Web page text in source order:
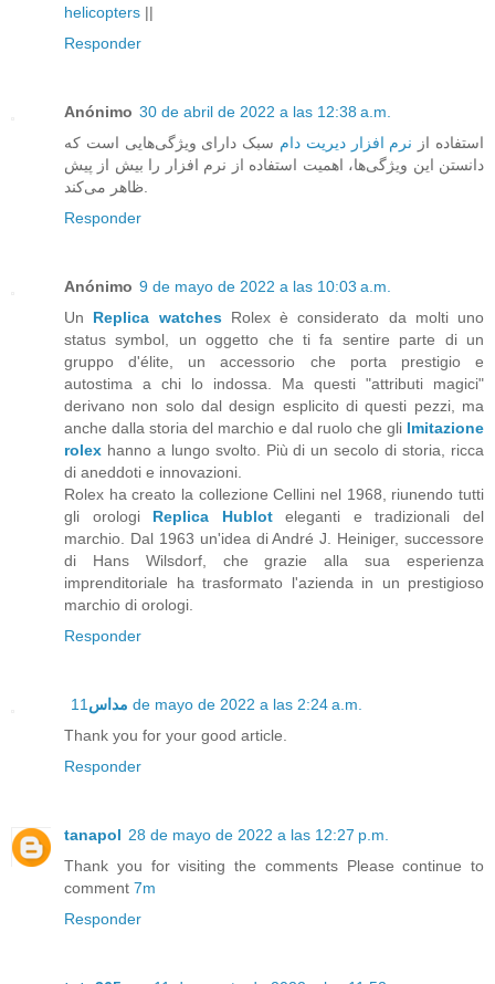
helicopters ||
Responder
Anónimo 30 de abril de 2022 a las 12:38 a.m.
استفاده از نرم افزار دیریت دام سبک دارای ویژگی‌هایی است که
دانستن این ویژگی‌ها، اهمیت استفاده از نرم افزار را بیش از پیش
Responder
Anónimo 9 de mayo de 2022 a las 10:03 a.m.
Un Replica watchesRolex è considerato da molti uno
status symbol, un oggetto che ti fa sentire parte di un
gruppo d'élite, un accessorio che porta prestigio e
autostima a chi lo indossa. Ma questi "attributi magici"
derivano non solo dal design esplicito di questi pezzi, ma
anche dalla storia del marchio e dal ruolo che gli Imitazione
rolex hanno a lungo svolto. Più di un secolo di storia, ricca
di aneddoti e innovazioni.
Rolex ha creato la collezione Cellini nel 1968, riunendo tutti
gli orologi Replica Hubloteleganti e tradizionali del
marchio. Dal 1963 un'idea di André J. Heiniger, successore
di Hans Wilsdorf, che grazie alla sua esperienza
imprenditoriale ha trasformato l'azienda in un prestigioso
marchio di orologi.
Responder
مداس 11 de mayo de 2022 a las 2:24 a.m.
Thank you for your good article.
Responder
tanapol 28 de mayo de 2022 a las 12:27 p.m.
Thank you for visiting the comments Please continue to
comment 7m
Responder